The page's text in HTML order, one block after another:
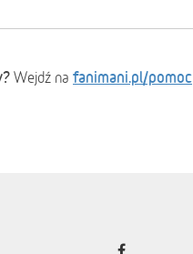
Wejdź na fanimani.pl/pomoc